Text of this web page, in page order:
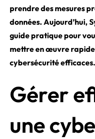
prendre des mesures
données. Aujourd’hui,
guide pratique pour
mettre en œuvre
cybersécurité efficaces.
Gérer
une